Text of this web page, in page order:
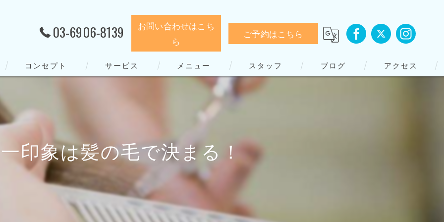
03-6906-8139
お問い合わせはこち
ら
ご予約はこちら
コンセプト サービス メニュー スタッフ ブログ アクセス
印象は髪の毛で決まる！